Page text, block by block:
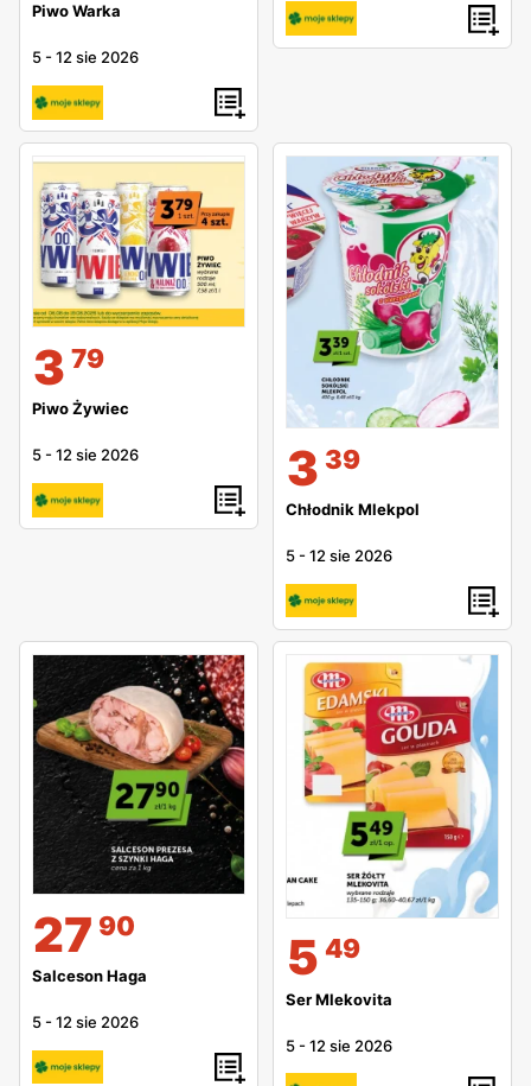
Piwo Warka
5 -12 sie 2026
3 79
Piwo Żywiec
5 -12 sie 2026 3 39
Chłodnik Mlekpol
5 -12 sie 2026
27 90
Salceson Haga
5 -12 sie 2026
5 49
Ser Mlekovita
5 -12 sie 2026